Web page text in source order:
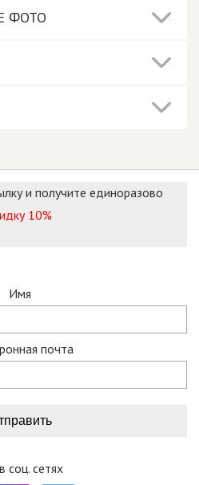
ФОТО
и получите единоразово
10%
Имя
почта
соц. сетях